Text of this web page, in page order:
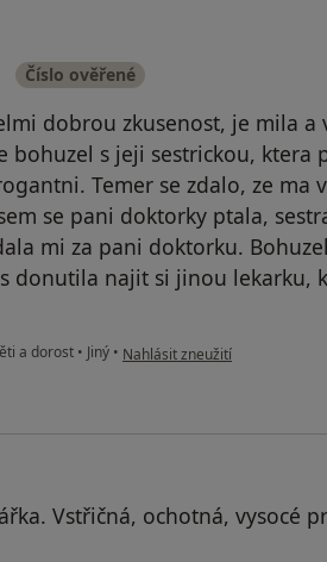
Číslo ověřené
dobrou zkusenost, je mila a
bohuzel s jeji sestrickou, ktera
Temer se zdalo, ze ma
se pani doktorky ptala,
mi za pani doktorku.
donutila najit si jinou lekarku,
a dorost • Jiný • podle názoru uživatele Váš
Nahlásit zneužití
Vstřičná, ochotná, vysocé
Váš účet byl odstraněn